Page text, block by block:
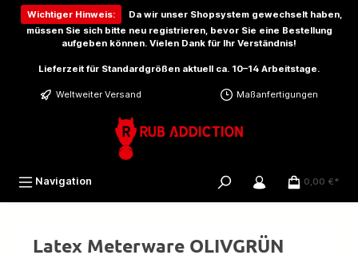
springen
Wichtiger Hinweis:
Da wir unser Shopsystem gewechselt haben,
müssen Sie sich bitte neu registrieren, bevor Sie eine Bestellung
aufgeben können. Vielen Dank für Ihr Verständnis!
Lieferzeit für Standardgrößen aktuell ca. 10–14 Arbeitstage.
Weltweiter Versand Maßanfertigungen
Navigation 0,00 €*
Latex Meterware OLIVGRÜN